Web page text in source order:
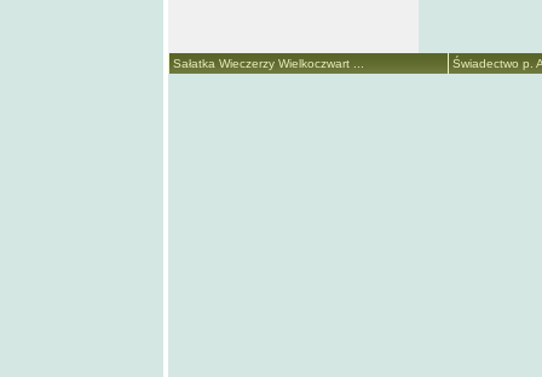
Sałatka Wieczerzy Wielkoczwart ... Świadectwo p.